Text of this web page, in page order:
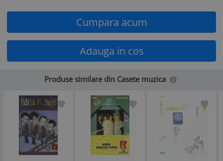
Cumpara acum
Adauga in cos
Produse similare din Casete muzica